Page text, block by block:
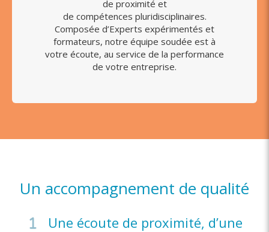
de proximité et
de compétences pluridisciplinaires.
Composée d’Experts expérimentés et
formateurs, notre équipe soudée est à
votre écoute, au service de la performance
de votre entreprise.
Un accompagnement de qualité
Une écoute de proximité, d’une